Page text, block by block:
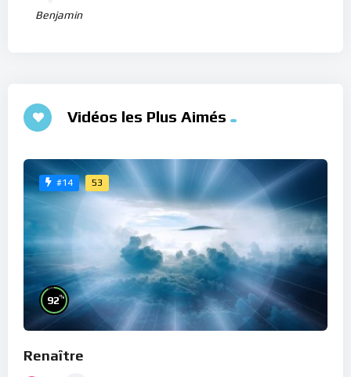
Benjamin
Vidéos les Plus Aimés
#14 53
92%
Renaître